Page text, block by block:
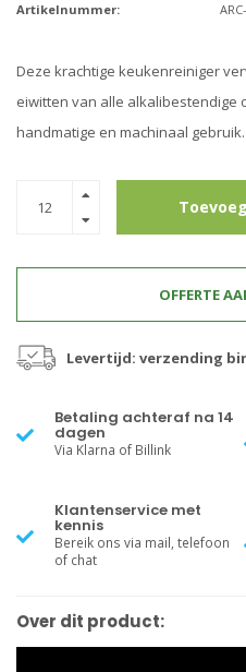
Artikelnummer:
Deze krachtige keukenreiniger
eiwitten van alle alkalibestendige
handmatige en machinaal gebruik.
OFFERTE
Levertijd: verzending
Betaling achteraf na 14
dagen
Via Klarna of Billink
Klantenservice met
kennis
Bereik ons via mail, telefoon
of chat
Over dit product: